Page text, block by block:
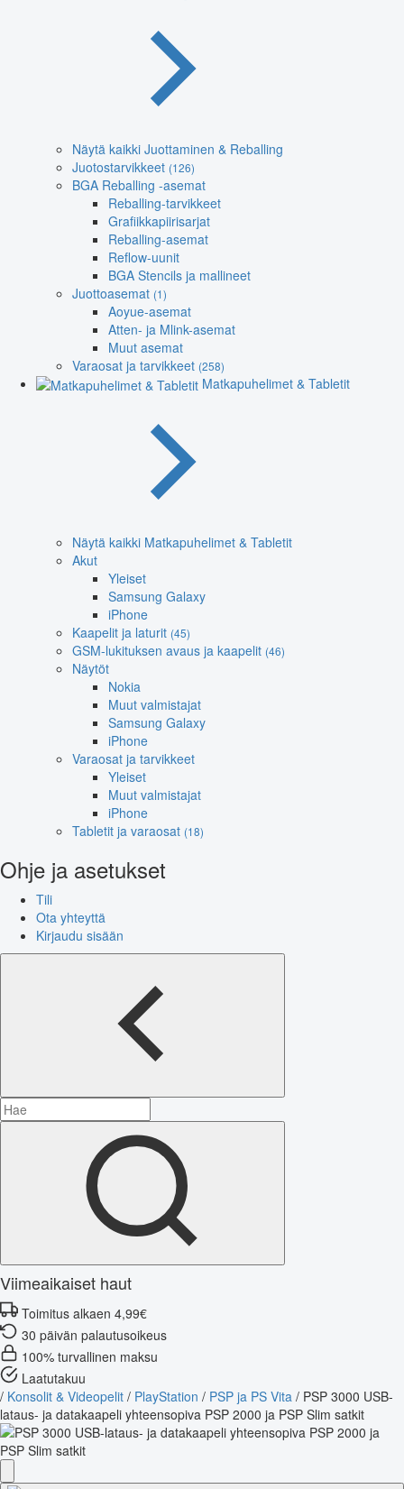
Näytä kaikki Juottaminen & Reballing
Juotostarvikkeet (126)
BGA Reballing -asemat
Reballing-tarvikkeet
Grafiikkapiirisarjat
Reballing-asemat
Reflow-uunit
BGA Stencils ja mallineet
Juottoasemat (1)
Aoyue-asemat
Atten- ja Mlink-asemat
Muut asemat
Varaosat ja tarvikkeet (258)
Matkapuhelimet & Tabletit
Näytä kaikki Matkapuhelimet & Tabletit
Akut
Yleiset
Samsung Galaxy
iPhone
Kaapelit ja laturit (45)
GSM-lukituksen avaus ja kaapelit (46)
Näytöt
Nokia
Muut valmistajat
Samsung Galaxy
iPhone
Varaosat ja tarvikkeet
Yleiset
Muut valmistajat
iPhone
Tabletit ja varaosat (18)
Ohje ja asetukset
Tili
Ota yhteyttä
Kirjaudu sisään
Viimeaikaiset haut
Toimitus alkaen 4,99€
30 päivän palautusoikeus
100% turvallinen maksu
Laatutakuu
/ Konsolit & Videopelit / PlayStation / PSP ja PS Vita / PSP 3000 USB-
lataus- ja datakaapeli yhteensopiva PSP 2000 ja PSP Slim satkit